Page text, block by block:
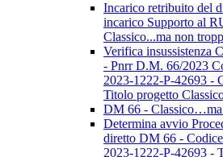
Incarico retribuito del
incarico Supporto al
Classico...ma non
Verifica insussistenza
- Pnrr D.M. 66/2023
2023-1222-P-42693 -
Titolo progetto
DM 66 -
Determina avvio
diretto DM 66 -
2023-1222-P-42693 -